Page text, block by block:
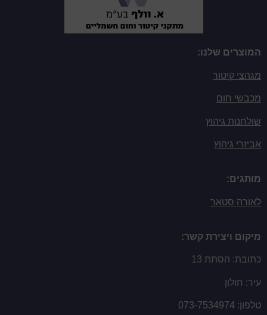
המוצרים שלנו:
מגהצי קיטור
מכבשי חום
שולחנות גיהוץ
אביזרי גיהוץ
מותגים:
לאורה סטאר
מיקום ויצירת קשר:
כתובת: הסתת 13
עיר: חולון
טלפון: 073-7534974